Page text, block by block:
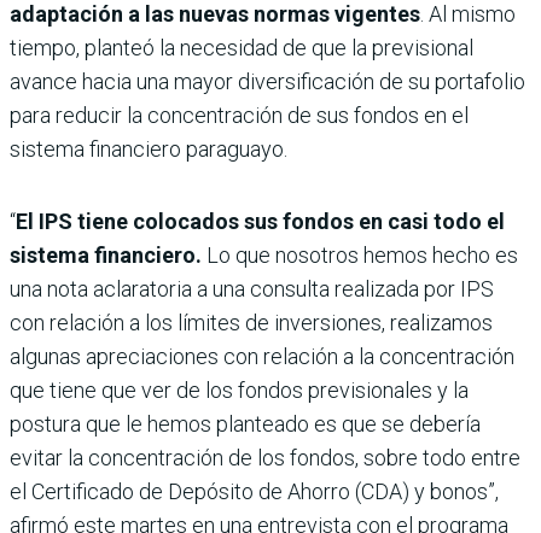
adaptación a las nuevas normas vigentes . Al mismo
tiempo, planteó la necesidad de que la previsional
avance hacia una mayor diversificación de su portafolio
para reducir la concentración de sus fondos en el
sistema financiero paraguayo.
“El IPS tiene colocados sus fondos en casi todo el
sistema financiero. Lo que nosotros hemos hecho es
una nota aclaratoria a una consulta realizada por IPS
con relación a los límites de inversiones, realizamos
algunas apreciaciones con relación a la concentración
que tiene que ver de los fondos previsionales y la
postura que le hemos planteado es que se debería
evitar la concentración de los fondos, sobre todo entre
el Certificado de Depósito de Ahorro (CDA) y bonos”,
afirmó este martes en una entrevista con el programa